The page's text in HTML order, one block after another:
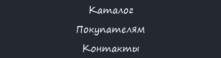
Каталог
Покупателям
Контакты
БЕЗУПРЕЧНЫЙ СТИЛЬ